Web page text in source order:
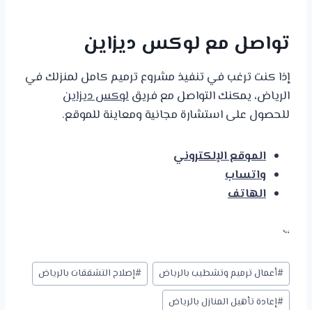
تواصل مع لوكس ديزاين
إذا كنت ترغب في تنفيذ مشروع ترميم كامل لمنزلك في
الرياض، يمكنك التواصل مع فريقلوكس ديزاين
للحصول على استشارة مجانية ومعاينة للموقع.
الموقع الإلكتروني
واتساب
الهاتف
“`
وسوم
المقال:
#أعمال ترميم وتشطيب بالرياض #إصلاح التشققات بالرياض
#إعادة تأهيل المنازل بالرياض